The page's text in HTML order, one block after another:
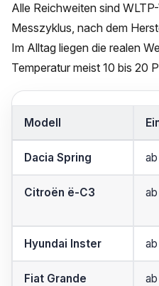
Alle Reichweiten sind
Messzyklus, nach dem
Im Alltag liegen die realen
Temperatur meist 10 bis 20
Modell
Dacia Spring
Citroën ë-C3
Hyundai Inster
Fiat Grande